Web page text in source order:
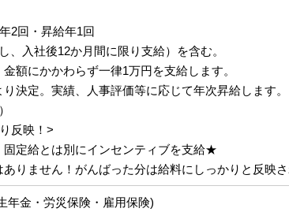
2回・昇給年1回
入社後12か月間に限り支給）を含む。
額にかかわらず一律1万円を支給します。
決定。実績、人事評価等に応じて年次昇給します。
反映！>
定給とは別にインセンティブを支給★
りません！がんばった分は給料にしっかりと反映
年金・労災保険・雇用保険)